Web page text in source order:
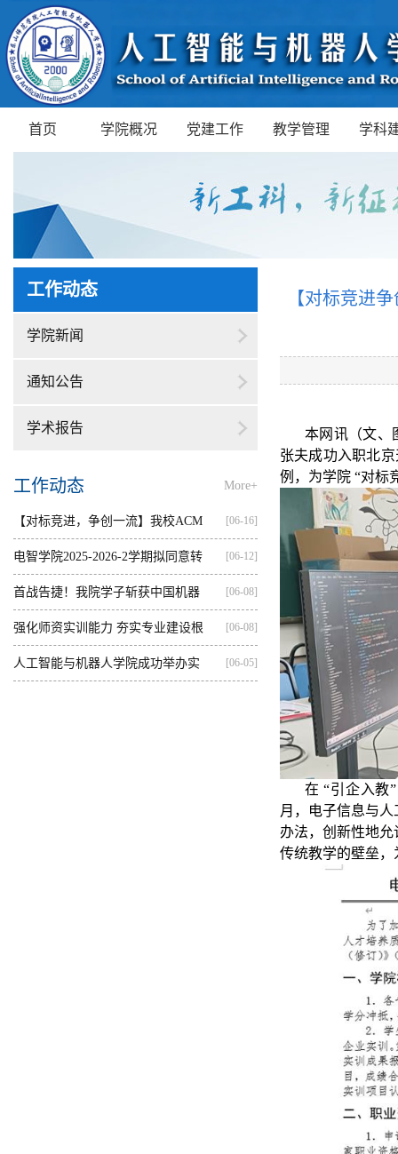
首页 学院概况 党建工作 教学管理 学科
工作动态
学院新闻
通知公告
学术报告
工作动态 More+
【对标竞进，争创一流】我校ACM
集训...
[06-16]
电智学院2025-2026-2学期拟同意转
出...
[06-12]
首战告捷！我院学子斩获中国机器
人...
[06-08]
强化师资实训能力 夯实专业建设根
基...
[06-08]
人工智能与机器人学院成功举办实 [06-05]
【​​对标竞进
本网讯（文、
张夫成功入职北
例，为学院 “对标
在 “引企入教
月，电子信息与
办法，创新性地
传统教学的壁垒